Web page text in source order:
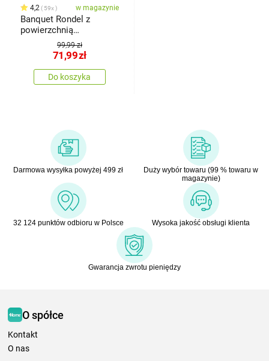
4,2 59x w magazynie
Banquet Rondel z
powierzchnią
nieprzywierającąPremium
Dark Brown 16 cm
99,99 zł
71,99zł
Do koszyka
Darmowa wysyłka powyżej 499 zł
Duży wybór towaru (99 % towaru w
magazynie)
32 124 punktów odbioru w Polsce Wysoka jakość obsługi klienta
Gwarancja zwrotu pieniędzy
O spółce
Kontakt
O nas